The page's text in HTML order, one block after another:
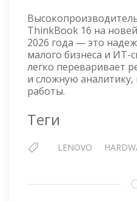
ThinkBook 16 на
2026 года — это
малого бизнеса и ИТ-
легко переваривает
и сложную
работы.
Теги
LENOVO